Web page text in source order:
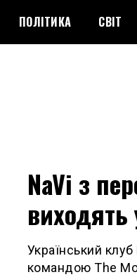
ПОЛІТИКА СВІТ
NaVi з
Український
командою The